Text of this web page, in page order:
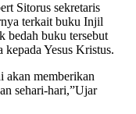
Sitorus sekretaris
terkait buku Injil
bedah buku tersebut
kepada Yesus Kristus.
akan memberikan
sehari-hari,”Ujar